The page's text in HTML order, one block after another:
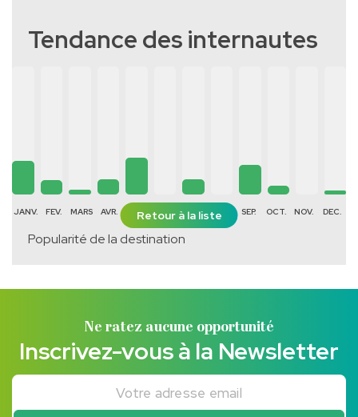
Retour à la liste
Tendance des internautes
JANV. FEV. MARS AVR. MAI JUIN JUIL. AOÛT SEP. OCT. NOV. DEC.
Popularité de la destination
Ne ratez aucune opportunité
Inscrivez-vous à la Newsletter
Votre adresse email